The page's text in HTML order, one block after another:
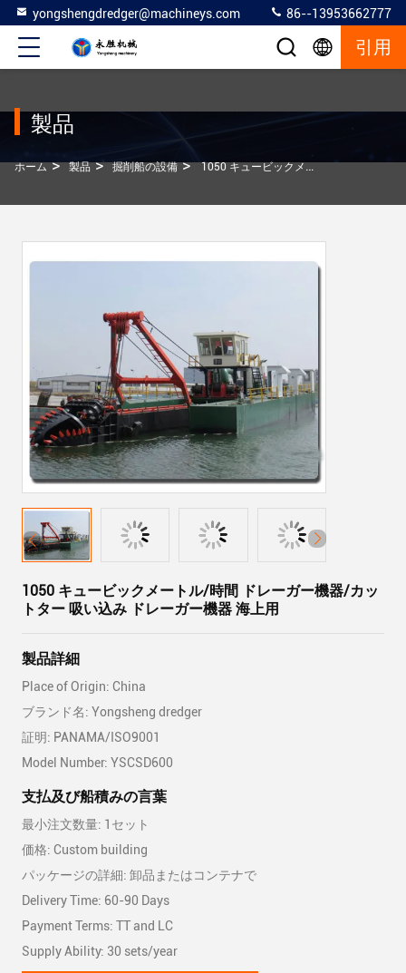
yongshengdredger@machineys.com 86--13953662777
引用
製品
ホーム > 製品 > 掘削船の設備 > 1050 キュービックメートル/時間 ドレーガー機器/カットター 吸い込み ドレーガー機器 海上用
1050 キュービックメートル/時間 ドレーガー機器/カッ
トター 吸い込み ドレーガー機器 海上用
製品詳細
Place of Origin: China
ブランド名: Yongsheng dredger
証明: PANAMA/ISO9001
Model Number: YSCSD600
支払及び船積みの言葉
最小注文数量: 1セット
価格: Custom building
パッケージの詳細: 卸品またはコンテナで
Delivery Time: 60-90 Days
Payment Terms: TT and LC
Supply Ability: 30 sets/year